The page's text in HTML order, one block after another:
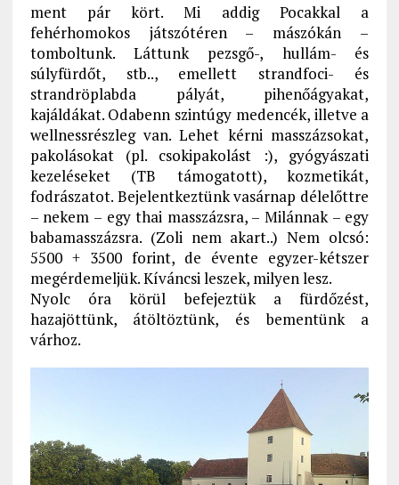
ment pár kört. Mi addig Pocakkal a
fehérhomokos játszótéren – mászókán –
tomboltunk. Láttunk pezsgő-, hullám- és
súlyfürdőt, stb.., emellett strandfoci- és
strandröplabda pályát, pihenőágyakat,
kajáldákat. Odabenn szintúgy medencék, illetve a
wellnessrészleg van. Lehet kérni masszázsokat,
pakolásokat (pl. csokipakolást :), gyógyászati
kezeléseket (TB támogatott), kozmetikát,
fodrászatot. Bejelentkeztünk vasárnap délelőttre
– nekem – egy thai masszázsra, – Milánnak – egy
babamasszázsra. (Zoli nem akart..) Nem olcsó:
5500 + 3500 forint, de évente egyzer-kétszer
megérdemeljük. Kíváncsi leszek, milyen lesz.
Nyolc óra körül befejeztük a fürdőzést,
hazajöttünk, átöltöztünk, és bementünk a
várhoz.